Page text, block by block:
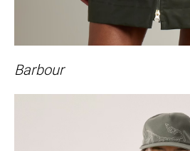
Barbour